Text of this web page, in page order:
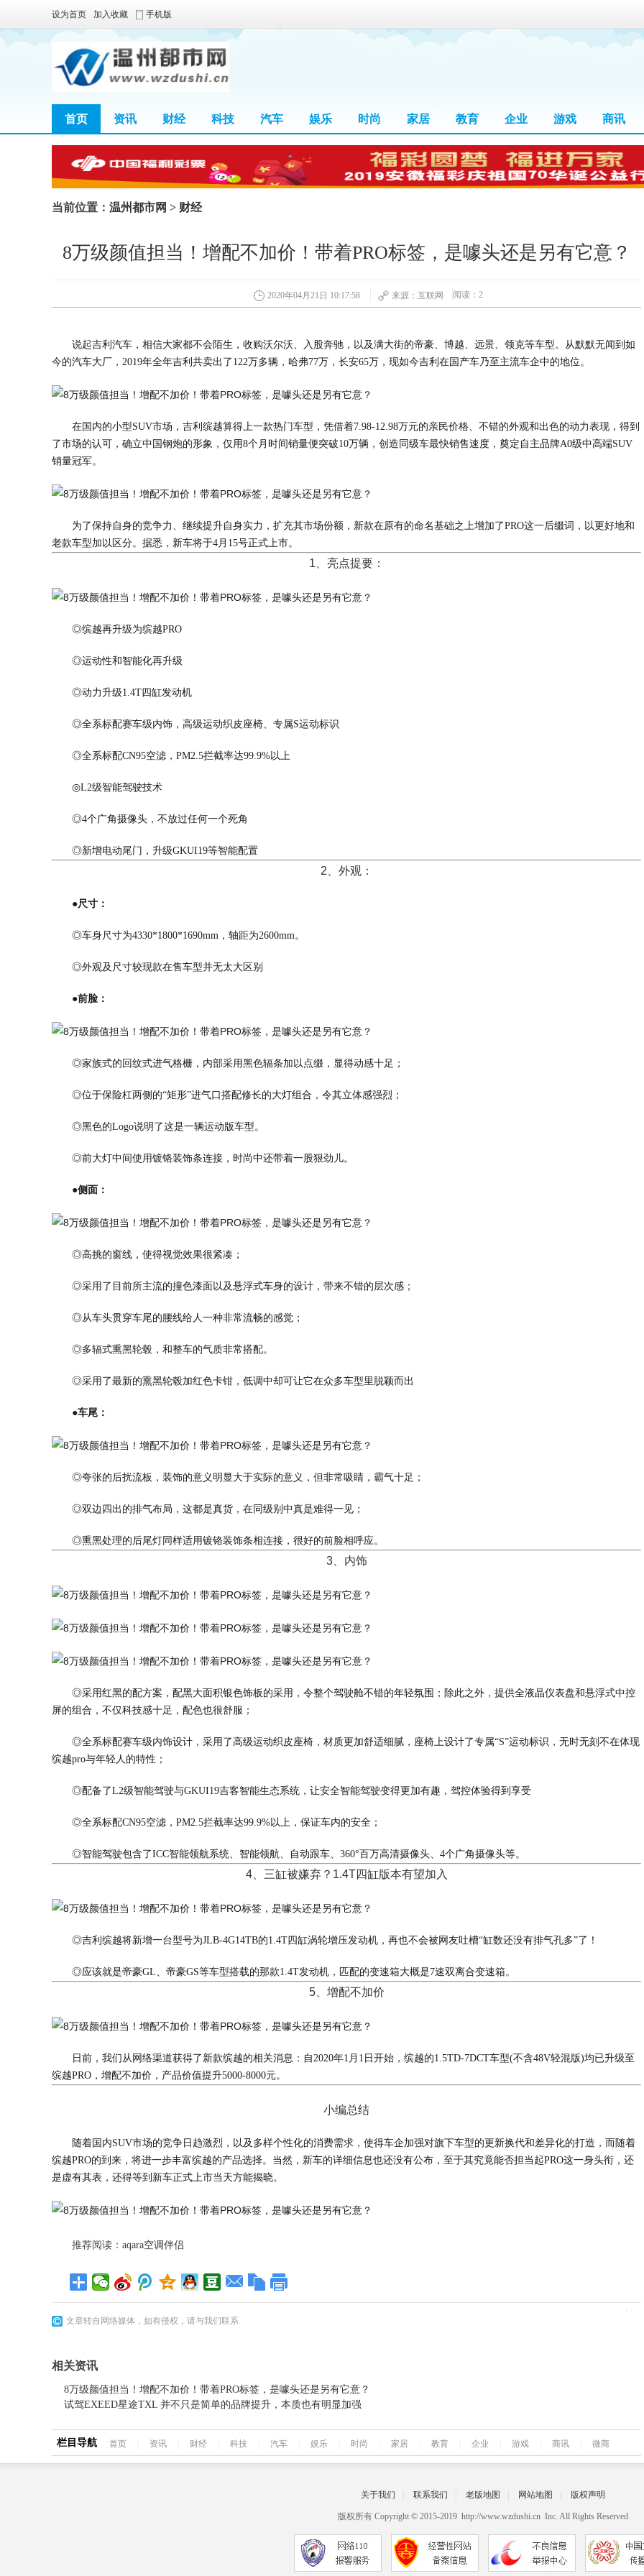
设为首页 加入收藏 手机版
首页 资讯 财经 科技 汽车 娱乐 时尚 家居 教育 企业 游戏 商讯
当前位置： 温州都市网 > 财经
8万级颜值担当！增配不加价！带着PRO标签，是噱头还是另有它意？
2020年04月21日 10:17:58 来源：互联网 阅读：2
说起吉利汽车，相信大家都不会陌生，收购沃尔沃、入股奔驰，以及满大街的帝豪、博越、远景、领克等车型。从默默无闻到如
今的汽车大厂，2019年全年吉利共卖出了122万多辆，哈弗77万，长安65万，现如今吉利在国产车乃至主流车企中的地位。
在国内的小型SUV市场，吉利缤越算得上一款热门车型，凭借着7.98-12.98万元的亲民价格、不错的外观和出色的动力表现，得到
了市场的认可，确立中国钢炮的形象，仅用8个月时间销量便突破10万辆，创造同级车最快销售速度，奠定自主品牌A0级中高端SUV
销量冠军。
为了保持自身的竞争力、继续提升自身实力，扩充其市场份额，新款在原有的命名基础之上增加了PRO这一后缀词，以更好地和
老款车型加以区分。据悉，新车将于4月15号正式上市。
1、亮点提要：
◎缤越再升级为缤越PRO
◎运动性和智能化再升级
◎动力升级1.4T四缸发动机
◎全系标配赛车级内饰，高级运动织皮座椅、专属S运动标识
◎全系标配CN95空滤，PM2.5拦截率达99.9%以上
◎L2级智能驾驶技术
◎4个广角摄像头，不放过任何一个死角
◎新增电动尾门，升级GKUI19等智能配置
2、外观：
●尺寸：
◎车身尺寸为4330*1800*1690mm，轴距为2600mm。
◎外观及尺寸较现款在售车型并无太大区别
●前脸：
◎家族式的回纹式进气格栅，内部采用黑色辐条加以点缀，显得动感十足；
◎位于保险杠两侧的“矩形”进气口搭配修长的大灯组合，令其立体感强烈；
◎黑色的Logo说明了这是一辆运动版车型。
◎前大灯中间使用镀铬装饰条连接，时尚中还带着一股狠劲儿。
●侧面：
◎高挑的窗线，使得视觉效果很紧凑；
◎采用了目前所主流的撞色漆面以及悬浮式车身的设计，带来不错的层次感；
◎从车头贯穿车尾的腰线给人一种非常流畅的感觉；
◎多辐式熏黑轮毂，和整车的气质非常搭配。
◎采用了最新的熏黑轮毂加红色卡钳，低调中却可让它在众多车型里脱颖而出
●车尾：
◎夸张的后扰流板，装饰的意义明显大于实际的意义，但非常吸睛，霸气十足；
◎双边四出的排气布局，这都是真货，在同级别中真是难得一见；
◎熏黑处理的后尾灯同样适用镀铬装饰条相连接，很好的前脸相呼应。
3、内饰
◎采用红黑的配方案，配黑大面积银色饰板的采用，令整个驾驶舱不错的年轻氛围；除此之外，提供全液晶仪表盘和悬浮式中控
屏的组合，不仅科技感十足，配色也很舒服；
◎全系标配赛车级内饰设计，采用了高级运动织皮座椅，材质更加舒适细腻，座椅上设计了专属“S”运动标识，无时无刻不在体现
缤越pro与年轻人的特性；
◎配备了L2级智能驾驶与GKUI19吉客智能生态系统，让安全智能驾驶变得更加有趣，驾控体验得到享受
◎全系标配CN95空滤，PM2.5拦截率达99.9%以上，保证车内的安全；
◎智能驾驶包含了ICC智能领航系统、智能领航、自动跟车、360°百万高清摄像头、4个广角摄像头等。
4、三缸被嫌弃？1.4T四缸版本有望加入
◎吉利缤越将新增一台型号为JLB-4G14TB的1.4T四缸涡轮增压发动机，再也不会被网友吐槽“缸数还没有排气孔多”了！
◎应该就是帝豪GL、帝豪GS等车型搭载的那款1.4T发动机，匹配的变速箱大概是7速双离合变速箱。
5、增配不加价
日前，我们从网络渠道获得了新款缤越的相关消息：自2020年1月1日开始，缤越的1.5TD-7DCT车型(不含48V轻混版)均已升级至
缤越PRO，增配不加价，产品价值提升5000-8000元。
小编总结
随着国内SUV市场的竞争日趋激烈，以及多样个性化的消费需求，使得车企加强对旗下车型的更新换代和差异化的打造，而随着
缤越PRO的到来，将进一步丰富缤越的产品选择。当然，新车的详细信息也还没有公布，至于其究竟能否担当起PRO这一身头衔，还
是虚有其表，还得等到新车正式上市当天方能揭晓。
推荐阅读： aqara空调伴侣
文章转自网络媒体，如有侵权，请与我们联系
相关资讯
8万级颜值担当！增配不加价！带着PRO标签，是噱头还是另有它意？
试驾EXEED星途TXL 并不只是简单的品牌提升，本质也有明显加强
栏目导航 首页 资讯 财经 科技 汽车 娱乐 时尚 家居 教育 企业 游戏 商讯 微商
关于我们 联系我们 老版地图 网站地图 版权声明
版权所有 Copyright © 2015-2019 http://www.wzdushi.cn Inc. All Rights Reserved